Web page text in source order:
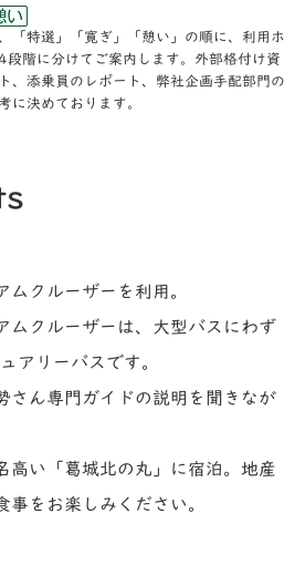
「特選」「寛ぎ」「憩い」の順に、利⽤ホ
段階に分けてご案内します。外部格付け資
、添乗員のレポート、弊社企画⼿配部⾨の
に決めております。
クルーザーを利用。
ムクルーザーは、大型バスにわず
アリーバスです。
さん専門ガイドの説明を聞きなが
い「葛城北の丸」に宿泊。地産
事をお楽しみください。